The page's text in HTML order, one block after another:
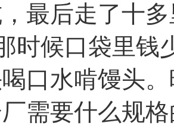
最后走了十
时候口袋里钱
口水啃馒头
需要什么规